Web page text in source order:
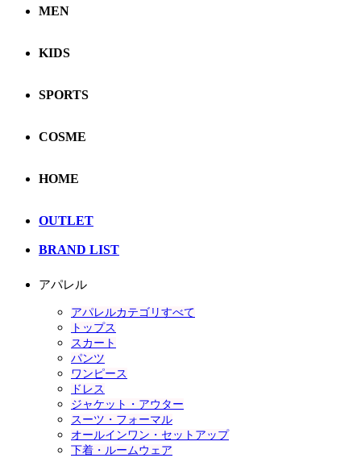
MEN
KIDS
SPORTS
COSME
HOME
OUTLET
BRAND LIST
アパレル
アパレルカテゴリすべて
トップス
スカート
パンツ
ワンピース
ドレス
ジャケット・アウター
スーツ・フォーマル
オールインワン・セットアップ
下着・ルームウェア